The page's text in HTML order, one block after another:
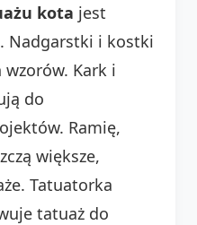
kota jest
Nadgarstki i kostki
wzorów. Kark i
do
Ramię,
większe,
Tatuatorka
tatuaż do